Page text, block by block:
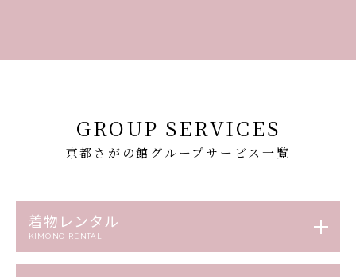
GROUP SERVICES
京都さがの館グループサービス一覧
着物レンタル
KIMONO RENTAL